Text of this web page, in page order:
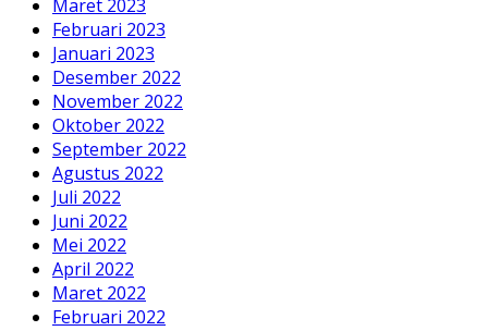
Maret 2023
Februari 2023
Januari 2023
Desember 2022
November 2022
Oktober 2022
September 2022
Agustus 2022
Juli 2022
Juni 2022
Mei 2022
April 2022
Maret 2022
Februari 2022